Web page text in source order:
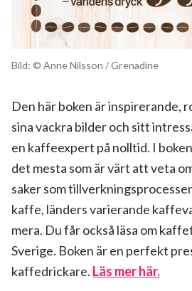
Bild: © Anne Nilsson / Grenadine
Den här boken är inspirerande,
sina vackra bilder och sitt
en kaffeexpert på nolltid. I
det mesta som är värt att veta
saker som
kaffe, länders varierande
mera. Du får också läsa om
Sverige. Boken är en perfekt
kaffedrickare. Läs mer här.